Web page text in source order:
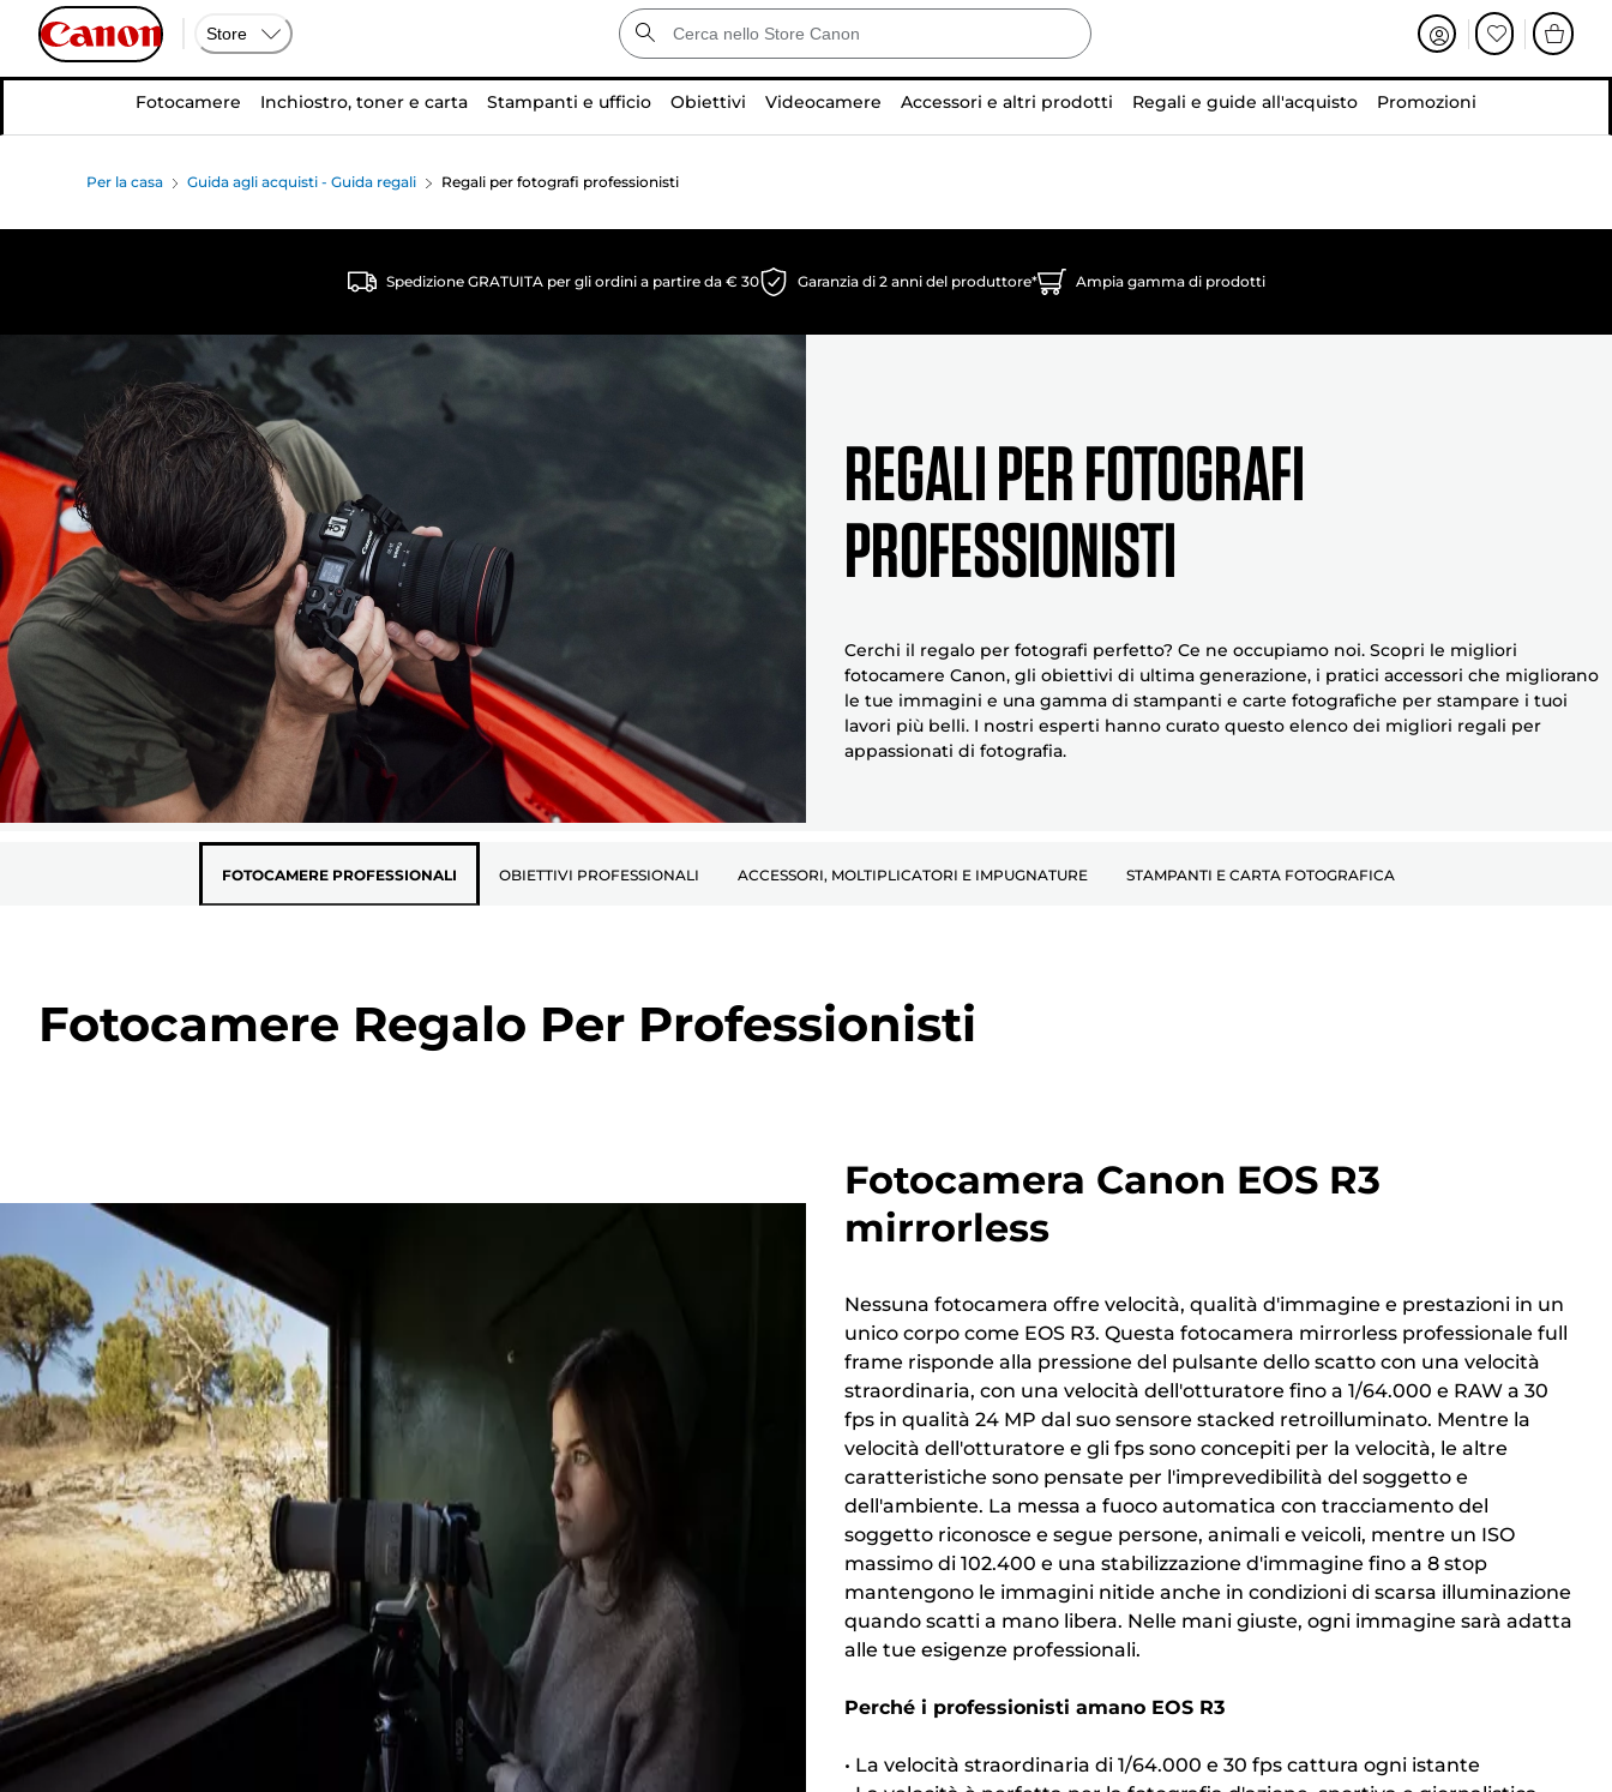
Store
Fotocamere Inchiostro, toner e carta Stampanti e ufficio Obiettivi Videocamere Accessori e altri prodotti Regali e guide all'acquisto Promozioni
Per la casa Guida agli acquisti - Guida regali Regali per fotografi professionisti
Spedizione GRATUITA per gli ordini a partire da € 30 Garanzia di 2 anni del produttore* Ampia gamma di prodotti
REGALI PER FOTOGRAFI
PROFESSIONISTI
Cerchi il regalo per fotografi perfetto? Ce ne occupiamo noi. Scopri le migliori
fotocamere Canon, gli obiettivi di ultima generazione, i pratici accessori che migliorano
le tue immagini e una gamma di stampanti e carte fotografiche per stampare i tuoi
lavori più belli. I nostri esperti hanno curato questo elenco dei migliori regali per
appassionati di fotografia.
FOTOCAMERE PROFESSIONALI OBIETTIVI PROFESSIONALI ACCESSORI, MOLTIPLICATORI E IMPUGNATURE STAMPANTI E CARTA FOTOGRAFICA
Fotocamere Regalo Per Professionisti
Fotocamera Canon EOS R3
mirrorless
Nessuna fotocamera offre velocità, qualità d'immagine e prestazioni in un
unico corpo come EOS R3. Questa fotocamera mirrorless professionale full
frame risponde alla pressione del pulsante dello scatto con una velocità
straordinaria, con una velocità dell'otturatore fino a 1/64.000 e RAW a 30
fps in qualità 24 MP dal suo sensore stacked retroilluminato. Mentre la
velocità dell'otturatore e gli fps sono concepiti per la velocità, le altre
caratteristiche sono pensate per l'imprevedibilità del soggetto e
dell'ambiente. La messa a fuoco automatica con tracciamento del
soggetto riconosce e segue persone, animali e veicoli, mentre un ISO
massimo di 102.400 e una stabilizzazione d'immagine fino a 8 stop
mantengono le immagini nitide anche in condizioni di scarsa illuminazione
quando scatti a mano libera. Nelle mani giuste, ogni immagine sarà adatta
alle tue esigenze professionali.
Perché i professionisti amano EOS R3
• La velocità straordinaria di 1/64.000 e 30 fps cattura ogni istante